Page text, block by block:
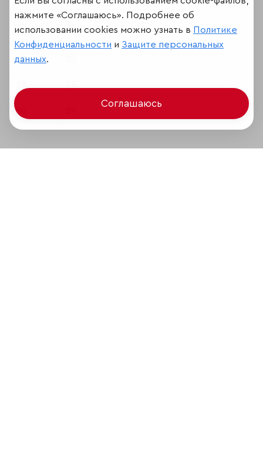
27 27
28
30
нажмите «Соглашаюсь». Подробнее об
использовании cookies можно узнать в Политике
Конфиденциальности и Защите персональных
данных.
Соглашаюсь